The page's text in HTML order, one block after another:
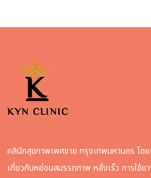
คลินิกสุขภาพเพศชาย กรุงเทพมหานคร โด
เกี่ยวกับหย่อนสมรรถภาพ หลั่งเร็ว การใช้